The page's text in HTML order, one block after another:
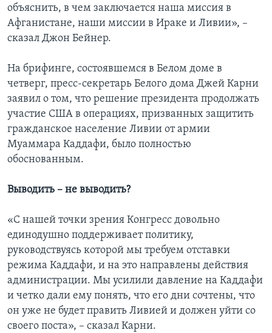
объяснить, в чем заключается наша миссия в
Афганистане, наши миссии в Ираке и Ливии», –
сказал Джон Бейнер.
На брифинге, состоявшемся в Белом доме в
четверг, пресс-секретарь Белого дома Джей Карни
заявил о том, что решение президента продолжать
участие США в операциях, призванных защитить
гражданское население Ливии от армии
Муаммара Каддафи, было полностью
обоснованным.
Выводить – не выводить?
«С нашей точки зрения Конгресс довольно
единодушно поддерживает политику,
руководствуясь которой мы требуем отставки
режима Каддафи, и на это направлены действия
администрации. Мы усилили давление на Каддафи
и четко дали ему понять, что его дни сочтены, что
он уже не будет править Ливией и должен уйти со
своего поста», – сказал Карни.